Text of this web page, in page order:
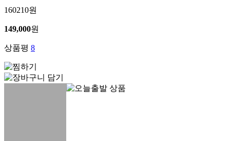
160210원
149,000원
상품평 8